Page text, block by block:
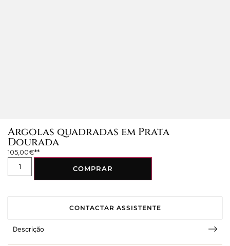
Argolas quadradas em Prata
Dourada
105,00€
COMPRAR
CONTACTAR ASSISTENTE
Descrição